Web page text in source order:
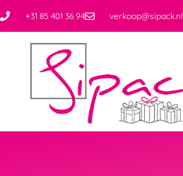
+31 85 401 36 94 verkoop@sipack.nl